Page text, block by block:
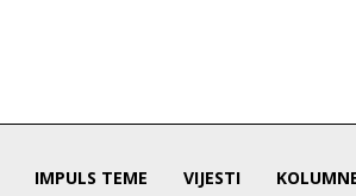
IMPULS TEME VIJESTI